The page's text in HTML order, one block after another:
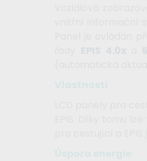
Vozidlová
vnitřní informační
Panel je ovládán
(automatická
LCD panely pro
EPIS. Díky tomu
pro cestující a